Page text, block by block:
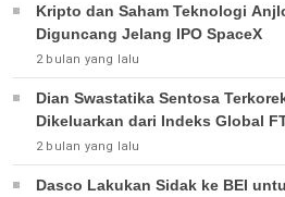
Kripto dan Saham Teknologi
Diguncang Jelang IPO SpaceX
2 bulan yang lalu
Dian Swastatika Sentosa
Dikeluarkan dari Indeks Global
2 bulan yang lalu
Dasco Lakukan Sidak ke BEI